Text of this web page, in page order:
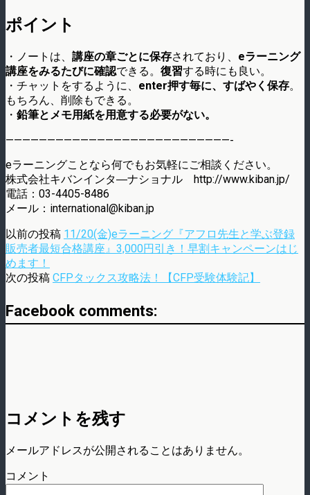
ポイント
・ノートは、 講座の章ごとに保存されており、 eラーニング
講座をみるたびに確認できる。 復習する時にも良い。
・チャットをするように、 enter押す毎に、すばやく保存。
もちろん、削除もできる。
・ 鉛筆とメモ用紙を用意する必要がない。
———————————————————————————-
eラーニングことなら何でもお気軽にご相談ください。
株式会社キバンインタ―ナショナル http://www.kiban.jp/
電話：03-4405-8486
メール：international@kiban.jp
以前の投稿 11/20(金)eラーニング『アフロ先生と学ぶ登録
販売者最短合格講座』3,000円引き！早割キャンペーンはじ
めます！
次の投稿 CFPタックス攻略法！【CFP受験体験記】
Facebook comments:
コメントを残す
メールアドレスが公開されることはありません。
コメント